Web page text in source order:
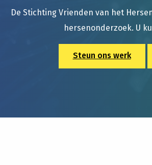
De Stichting Vrienden van het
hersenonderzoek. U
Steun ons werk